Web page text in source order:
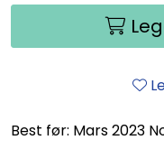
Best før: Mars 2023